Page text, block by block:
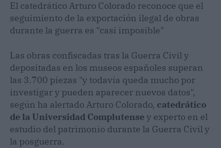
El catedrático Arturo Colorado reconoce que el
seguimiento de la exportación ilegal de obras
durante la guerra es "casi imposible"
Las obras confiscadas tras la Guerra Civil y
depositadas en los museos españoles superan
las 3.700 piezas "y todavía queda mucho por
investigar y pueden aparecer nuevos datos",
según ha alertado Arturo Colorado, catedrático
de la Universidad Complutensey experto en el
estudio del patrimonio durante la Guerra Civil y
la posguerra.